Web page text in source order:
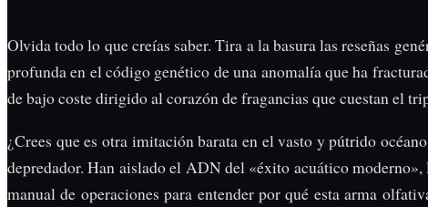
Olvida todo lo que creías saber. Tira a la basura las reseñas
profunda en el código genético de una anomalía que ha
de bajo coste dirigido al corazón de fragancias que cuestan el
¿Crees que es otra imitación barata en el vasto y pútrido
depredador. Han aislado el ADN del «éxito acuático
manual de operaciones para entender por qué esta arma